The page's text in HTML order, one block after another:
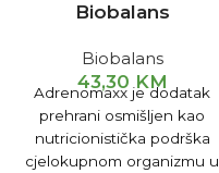
Biobalans
Biobalans
43,30KM
Adrenomaxx je dodatak
prehrani osmišljen kao
nutricionistička podrška
cjelokupnom organizmu u